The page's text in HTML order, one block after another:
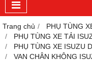
Trang chủ
PHỤ TÙNG
PHỤ TÙNG XE TẢI
PHỤ TÙNG XE ISUZU
VAN CHÂN KHÔNG